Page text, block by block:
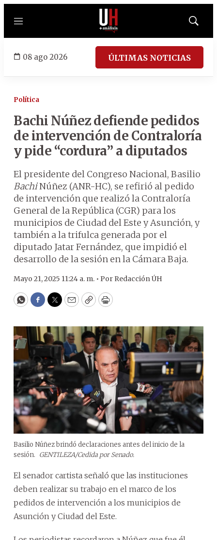
Menú
Mostrar
08 ago 2026 ÚLTIMAS NOTICIAS
Política
Bachi Núñez defiende pedidos
de intervención de Contraloría
y pide “cordura” a diputados
El presidente del Congreso Nacional, Basilio
BachiNúñez (ANR-HC), se refirió al pedido
de intervención que realizó la Contraloría
General de la República (CGR) para los
municipios de Ciudad del Este y Asunción, y
también a la trifulca generada por el
diputado Jatar Fernández, que impidió el
desarrollo de la sesión en la Cámara Baja.
Mayo 21, 2025 11:24 a. m. • Por Redacción ÚH
WhatsApp
Facebook
Twitter
EmailCopyPrint
Basilio Núñez brindó declaraciones antes del inicio de la
sesión. GENTILEZA/Cedida por Senado.
El senador cartista señaló que las instituciones
deben realizar su trabajo en el marco de los
pedidos de intervención a los municipios de
Asunción y Ciudad del Este.